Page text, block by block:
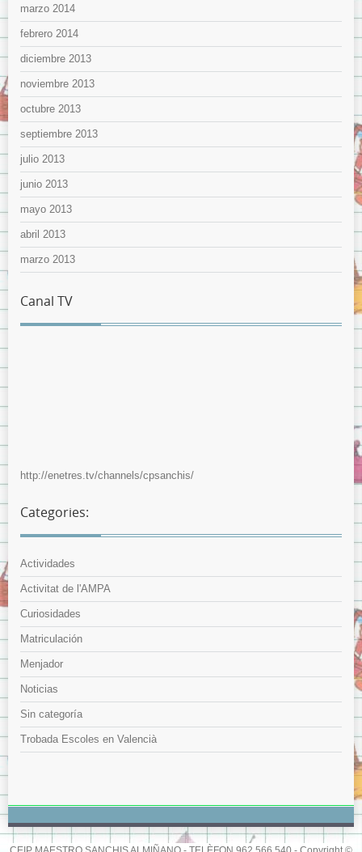
marzo 2014
febrero 2014
diciembre 2013
noviembre 2013
octubre 2013
septiembre 2013
julio 2013
junio 2013
mayo 2013
abril 2013
marzo 2013
Canal TV
http://enetres.tv/channels/cpsanchis/
Categories:
Actividades
Activitat de l'AMPA
Curiosidades
Matriculación
Menjador
Noticias
Sin categoría
Trobada Escoles en Valencià